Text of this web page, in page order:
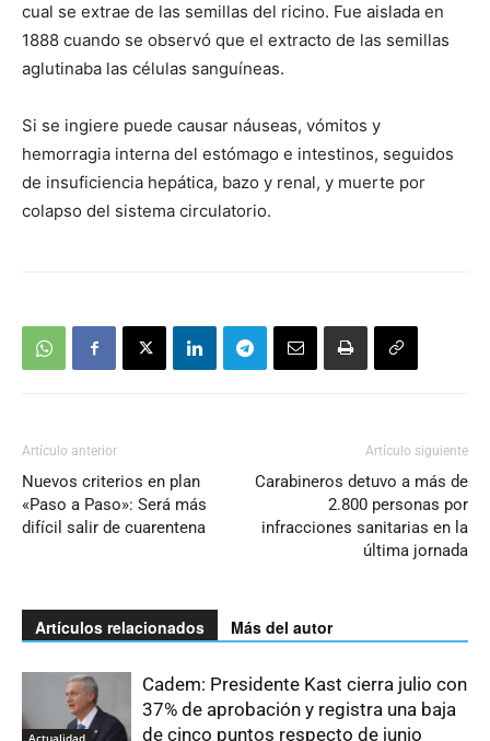
cual se extrae de las semillas del ricino. Fue aislada en
1888 cuando se observó que el extracto de las semillas
aglutinaba las células sanguíneas.
Si se ingiere puede causar náuseas, vómitos y
hemorragia interna del estómago e intestinos, seguidos
de insuficiencia hepática, bazo y renal, y muerte por
colapso del sistema circulatorio.
Artículo anterior
Nuevos criterios en plan
«Paso a Paso»: Será más
difícil salir de cuarentena
Artículo siguiente
Carabineros detuvo a más de
2.800 personas por
infracciones sanitarias en la
última jornada
Artículos relacionados Más del autor
Actualidad
Cadem: Presidente Kast cierra julio con
37% de aprobación y registra una baja
de cinco puntos respecto de junio